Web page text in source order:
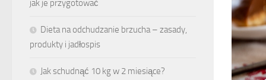
jak je przygotować
Dieta na odchudzanie brzucha – zasady,
produkty i jadłospis
Jak schudnąć 10 kg w 2 miesiące?